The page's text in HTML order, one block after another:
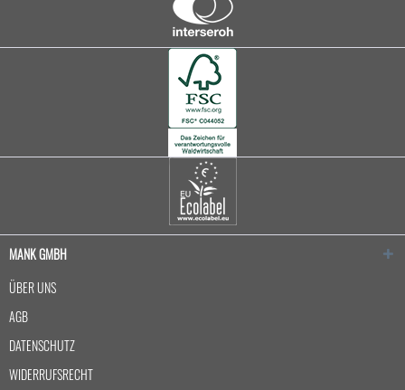
MANK GMBH
ÜBER UNS
AGB
DATENSCHUTZ
WIDERRUFSRECHT